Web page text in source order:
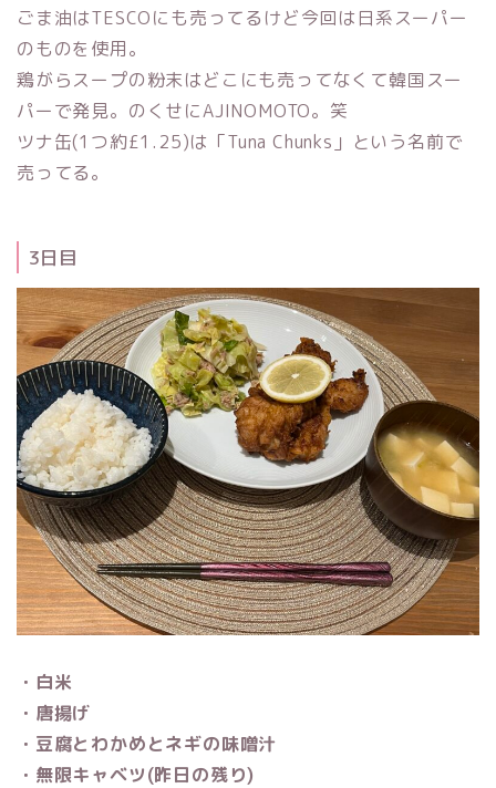
ごま油はTESCOにも売ってるけど今回は日系スーパー
のものを使用。
鶏がらスープの粉末はどこにも売ってなくて韓国スー
パーで発見。のくせにAJINOMOTO。笑
ツナ缶(1つ約£1.25)は「Tuna Chunks」という名前で
売ってる。
3日目
・白米
・唐揚げ
・豆腐とわかめとネギの味噌汁
・無限キャベツ(昨日の残り)